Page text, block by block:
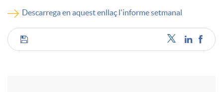
c
o
Descarrega en aquest enllaç l'informe setmanal
C